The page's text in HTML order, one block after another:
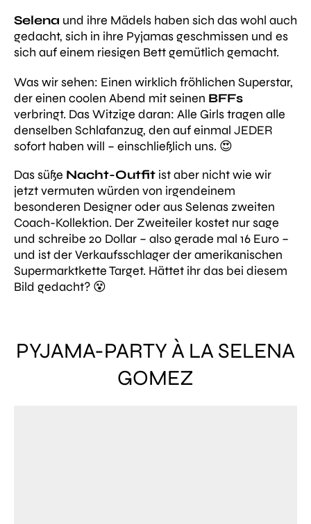
Selena und ihre Mädels haben sich das wohl auch
gedacht, sich in ihre Pyjamas geschmissen und es
sich auf einem riesigen Bett gemütlich gemacht.
Was wir sehen: Einen wirklich fröhlichen Superstar,
der einen coolen Abend mit seinen BFFs
verbringt. Das Witzige daran: Alle Girls tragen alle
denselben Schlafanzug, den auf einmal JEDER
sofort haben will – einschließlich uns. 😍
Das süße Nacht-Outfit ist aber nicht wie wir
jetzt vermuten würden von irgendeinem
besonderen Designer oder aus Selenas zweiten
Coach-Kollektion. Der Zweiteiler kostet nur sage
und schreibe 20 Dollar – also gerade mal 16 Euro –
und ist der Verkaufsschlager der amerikanischen
SupermarktketteTarget. Hättet ihr das bei diesem
Bild gedacht? 😵
PYJAMA-PARTY À LA SELENA
GOMEZ